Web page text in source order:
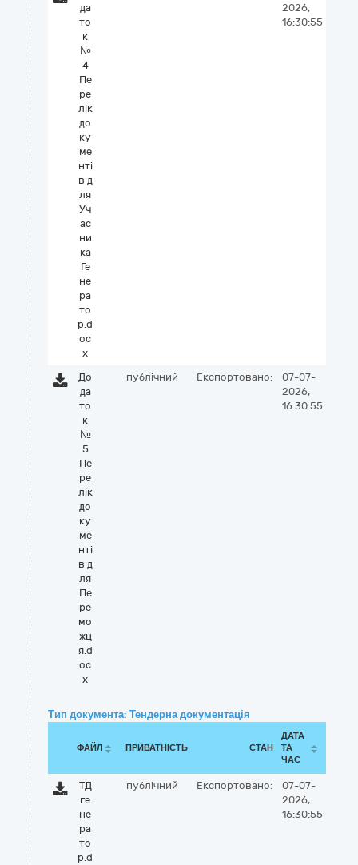
да
то
к
№
4
Пе
ре
лік
до
ку
ме
нті
в д
ля
Уч
ас
ни
ка
Ге
не
ра
то
р.d
oc
x
2026,
16:30:55
До
да
то
к
№
5
Пе
ре
лік
до
ку
ме
нті
в д
ля
Пе
ре
мо
жц
я.d
oc
x
публічний Експортовано:
07-07-
2026,
16:30:55
Тип документа: Тендерна документація
ФАЙЛ ПРИВАТНІСТЬ СТАН
ДАТА
ТА
ЧАС
ТД
ге
не
ра
то
р.d
публічний Експортовано:
07-07-
2026,
16:30:55